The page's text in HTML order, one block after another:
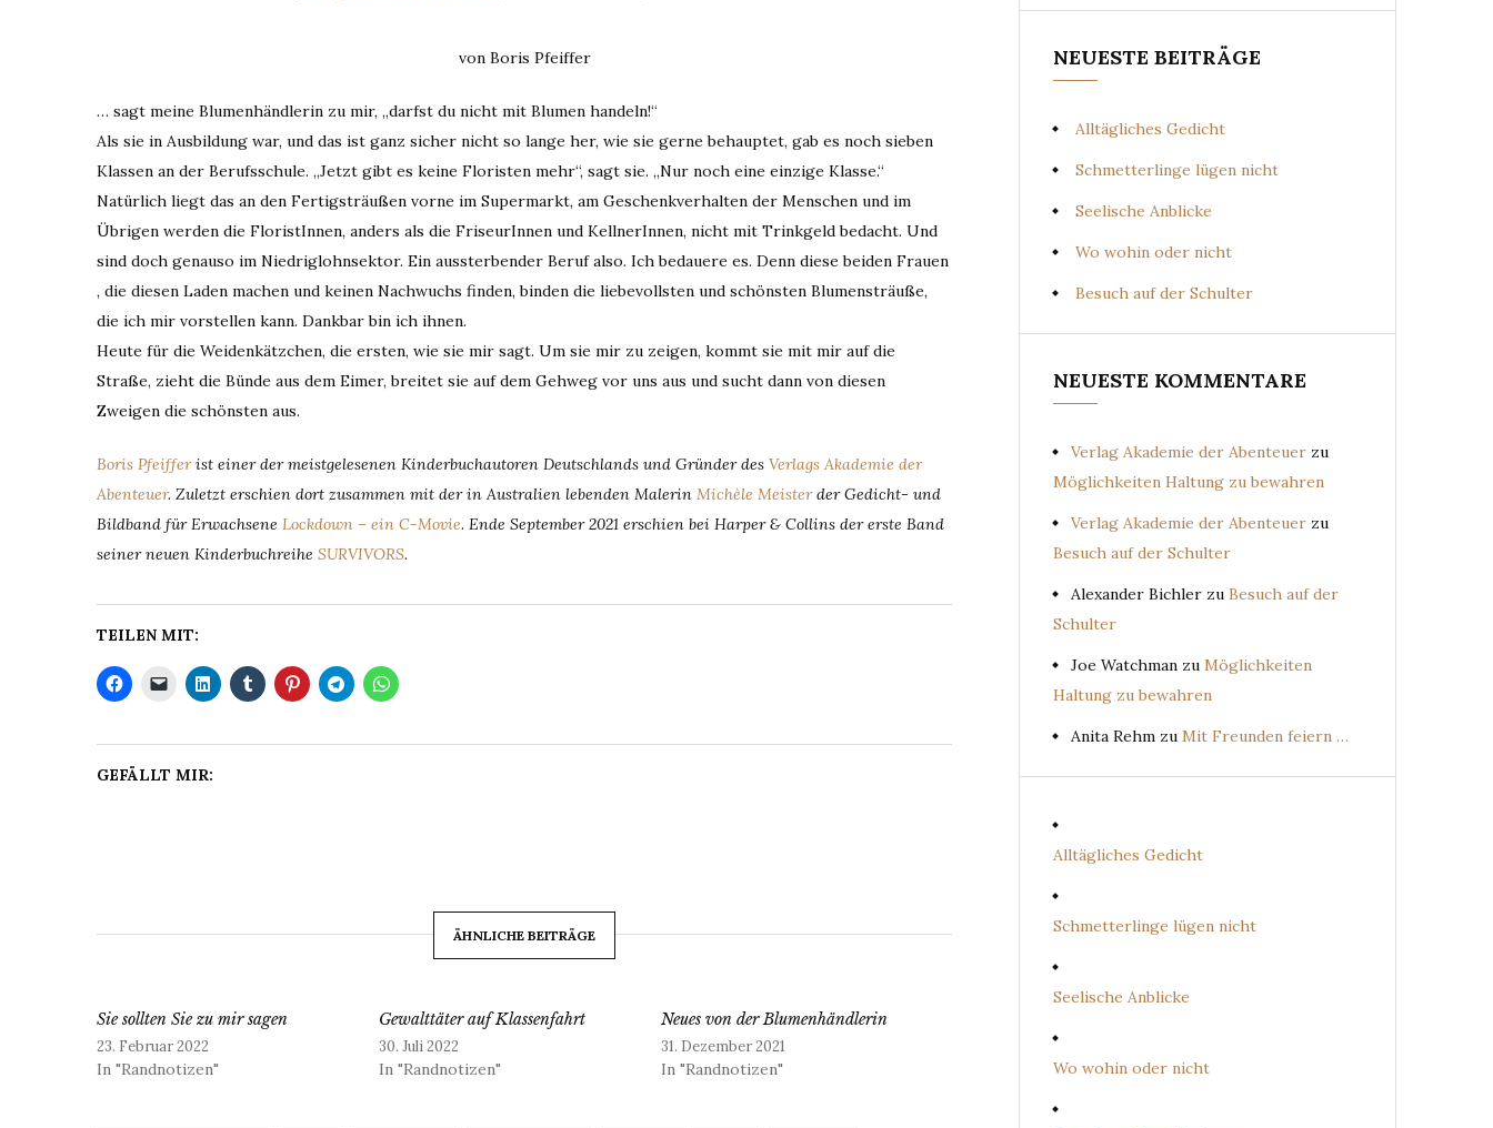
wandeln
…
von Boris Pfeiffer
… sagt meine Blumenhändlerin zu mir, „darfst du nicht mit Blumen handeln!“
Als sie in Ausbildung war, und das ist ganz sicher nicht so lange her, wie sie gerne behauptet, gab es noch sieben
Klassen an der Berufsschule. „Jetzt gibt es keine Floristen mehr“, sagt sie. „Nur noch eine einzige Klasse.“
Natürlich liegt das an den Fertigsträußen vorne im Supermarkt, am Geschenkverhalten der Menschen und im
Übrigen werden die FloristInnen, anders als die FriseurInnen und KellnerInnen, nicht mit Trinkgeld bedacht. Und
sind doch genauso im Niedriglohnsektor. Ein aussterbender Beruf also. Ich bedauere es. Denn diese beiden Frauen
, die diesen Laden machen und keinen Nachwuchs finden, binden die liebevollsten und schönsten Blumensträuße,
die ich mir vorstellen kann. Dankbar bin ich ihnen.
Heute für die Weidenkätzchen, die ersten, wie sie mir sagt. Um sie mir zu zeigen, kommt sie mit mir auf die
Straße, zieht die Bünde aus dem Eimer, breitet sie auf dem Gehweg vor uns aus und sucht dann von diesen
Zweigen die schönsten aus.
Boris Pfeifferist einer der meistgelesenen Kinderbuchautoren Deutschlands und Gründer des Verlags Akademie der
Abenteuer. Zuletzt erschien dort zusammen mit der in Australien lebenden Malerin Michèle Meisterder Gedicht- und
Bildband für Erwachsene Lockdown – ein C-Movie. Ende September 2021 erschien bei Harper & Collins der erste Band
seiner neuen Kinderbuchreihe SURVIVORS.
TEILEN MIT:
GEFÄLLT MIR:
ÄHNLICHE BEITRÄGE
Sie sollten Sie zu mir sagen
23. Februar 2022
In "Randnotizen"
Gewalttäter auf Klassenfahrt
30. Juli 2022
In "Randnotizen"
Neues von der Blumenhändlerin
31. Dezember 2021
In "Randnotizen"
NEUESTE BEITRÄGE
Alltägliches Gedicht
Schmetterlinge lügen nicht
Seelische Anblicke
Wo wohin oder nicht
Besuch auf der Schulter
NEUESTE KOMMENTARE
Verlag Akademie der Abenteuer zu
Möglichkeiten Haltung zu bewahren
Verlag Akademie der Abenteuer zu
Besuch auf der Schulter
Alexander Bichler zu Besuch auf der
Schulter
Joe Watchman zu Möglichkeiten
Haltung zu bewahren
Anita Rehm zu Mit Freunden feiern …
Alltägliches Gedicht
Schmetterlinge lügen nicht
Seelische Anblicke
Wo wohin oder nicht